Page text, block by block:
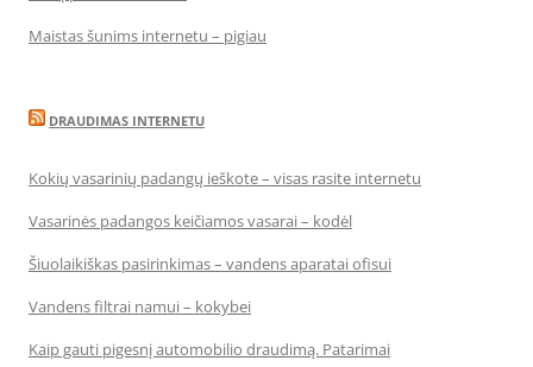
Maistas šunims internetu – pigiau
DRAUDIMAS INTERNETU
Kokių vasarinių padangų ieškote – visas rasite internetu
Vasarinės padangos keičiamos vasarai – kodėl
Šiuolaikiškas pasirinkimas – vandens aparatai ofisui
Vandens filtrai namui – kokybei
Kaip gauti pigesnį automobilio draudimą. Patarimai